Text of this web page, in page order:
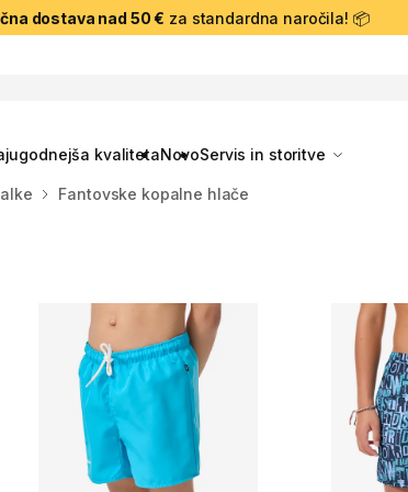
dostava nad 50 € za standardna naročila! 📦
kvalitetaNovoServis in storitve
Fantovske kopalne hlače